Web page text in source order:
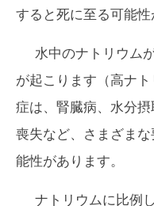
すると死に至る可能
水中のナトリウム
が起こります（高ナ
症は、腎臓病、水分
喪失など、さまざま
能性があります。
ナトリウムに比例